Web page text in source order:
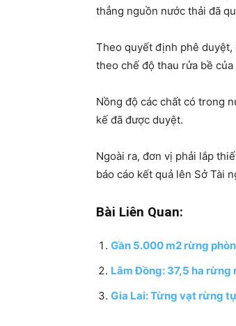
thẳng nguồn nước thải đã
Theo quyết định phê
theo chế độ thau rửa bề
Nồng độ các chất có trong
kế đã được duyệt.
Ngoài ra, đơn vị phải lắp
báo cáo kết quả lên Sở Tài
Bài Liên Quan:
Gần 5.000 m2 rừng
Lâm Đồng: 37,5 ha rừng
Gia Lai: Từng vạt rừng